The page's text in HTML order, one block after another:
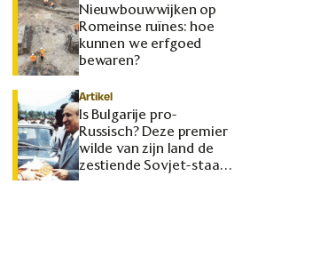
Nieuwbouwwijken op
Romeinse ruïnes: hoe
kunnen we erfgoed
bewaren?
Artikel
Is Bulgarije pro-
Russisch? Deze premier
wilde van zijn land de
zestiende Sovjet-staat
maken